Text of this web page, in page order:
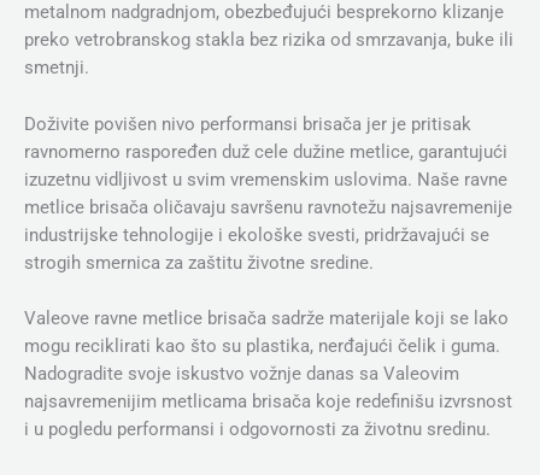
metalnom nadgradnjom, obezbeđujući besprekorno klizanje
preko vetrobranskog stakla bez rizika od smrzavanja, buke ili
smetnji.
Doživite povišen nivo performansi brisača jer je pritisak
ravnomerno raspoređen duž cele dužine metlice, garantujući
izuzetnu vidljivost u svim vremenskim uslovima. Naše ravne
metlice brisača oličavaju savršenu ravnotežu najsavremenije
industrijske tehnologije i ekološke svesti, pridržavajući se
strogih smernica za zaštitu životne sredine.
Valeove ravne metlice brisača sadrže materijale koji se lako
mogu reciklirati kao što su plastika, nerđajući čelik i guma.
Nadogradite svoje iskustvo vožnje danas sa Valeovim
najsavremenijim metlicama brisača koje redefinišu izvrsnost
i u pogledu performansi i odgovornosti za životnu sredinu.